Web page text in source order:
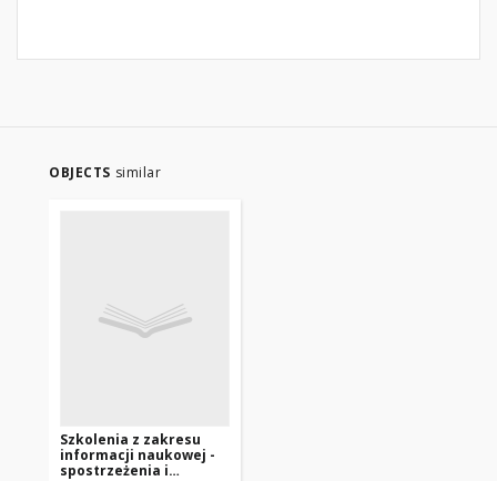
OBJECTS similar
Szkolenia z zakresu
informacji naukowej -
spostrzeżenia i